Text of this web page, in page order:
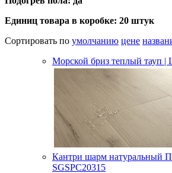
Единиц товара в коробке: 20 штук
Сортировать по умолчанию цене
Морской бриз теплый тауп |
Кантри шарм
SGSPC20315